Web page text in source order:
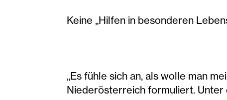
Keine „Hilfen in besonderen
„Es fühle sich an, als wolle man
Niederösterreich formuliert. Unter